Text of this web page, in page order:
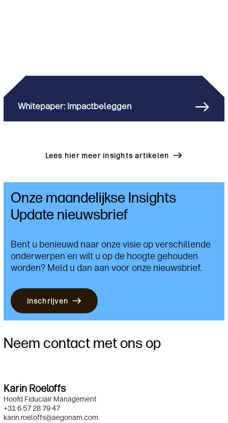
Whitepaper: Impactbeleggen
Lees hier meer insights artikelen
Onze maandelijkse Insights
Update nieuwsbrief
Bent u benieuwd naar onze visie op verschillende
onderwerpen en wilt u op de hoogte gehouden
worden? Meld u dan aan voor onze nieuwsbrief.
Inschrijven
Neem contact met ons op
Karin Roeloffs
Hoofd Fiduciair Management
+31 6 57 28 79 47
karin.roeloffs@aegonam.com